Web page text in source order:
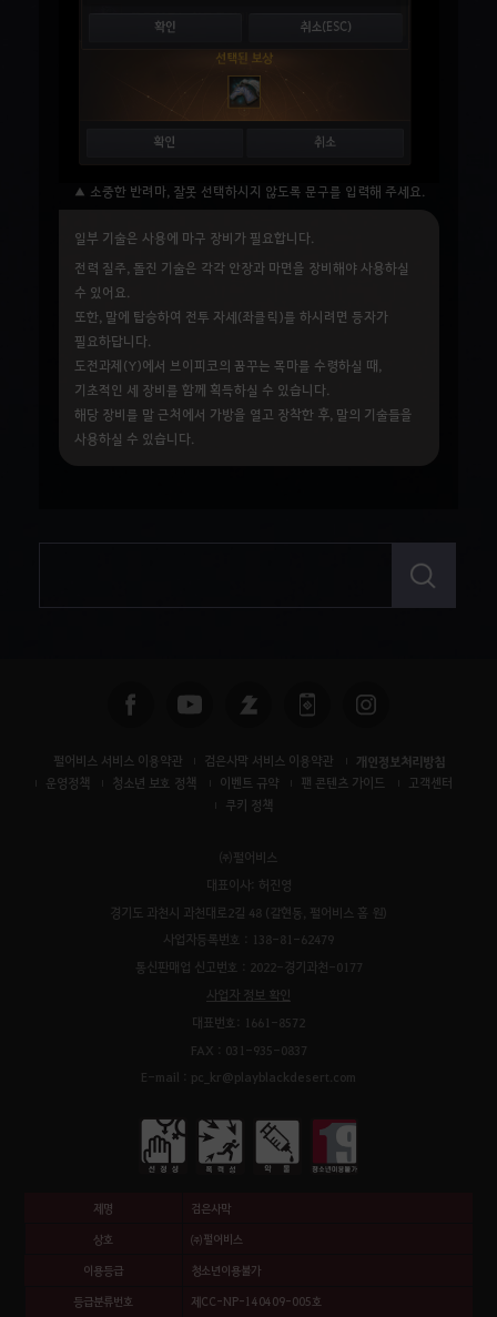
▲ 소중한 반려마, 잘못 선택하시지 않도록 문구를 입력해 주세요.
일부 기술은 사용에 마구 장비가 필요합니다.
전력 질주, 돌진 기술은 각각 안장과 마면을 장비해야 사용하실
수 있어요.
또한, 말에 탑승하여 전투 자세(좌클릭)를 하시려면 등자가
필요하답니다.
도전과제(Y)에서 브이피코의 꿈꾸는 목마를 수령하실 때,
기초적인 세 장비를 함께 획득하실 수 있습니다.
해당 장비를 말 근처에서 가방을 열고 장착한 후, 말의 기술들을
사용하실 수 있습니다.
펄어비스 서비스 이용약관 검은사막 서비스 이용약관 개인정보처리방침
운영정책 청소년 보호 정책 이벤트 규약 팬 콘텐츠 가이드
고객센터
쿠키 정책
㈜펄어비스
대표이사: 허진영
경기도 과천시 과천대로2길 48 (갈현동, 펄어비스 홈 원)
사업자등록번호 : 138-81-62479
통신판매업 신고번호 : 2022-경기과천-0177
사업자 정보 확인
대표번호: 1661-8572
FAX : 031-935-0837
E-mail : pc_kr@playblackdesert.com
제명 검은사막
상호 ㈜펄어비스
이용등급 청소년이용불가
등급분류번호 제CC-NP-140409-005호